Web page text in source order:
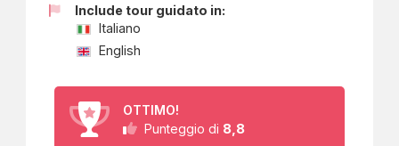
Include tour guidato in:
Italiano
English
OTTIMO!
Punteggio di 8,8